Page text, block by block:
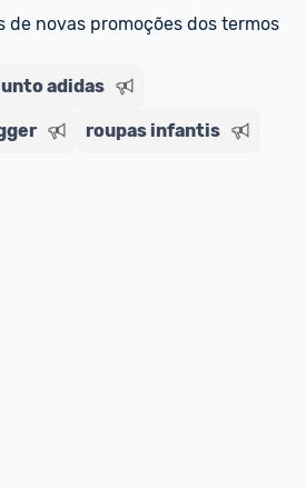
de novas promoções dos termos
adidas
roupas infantis